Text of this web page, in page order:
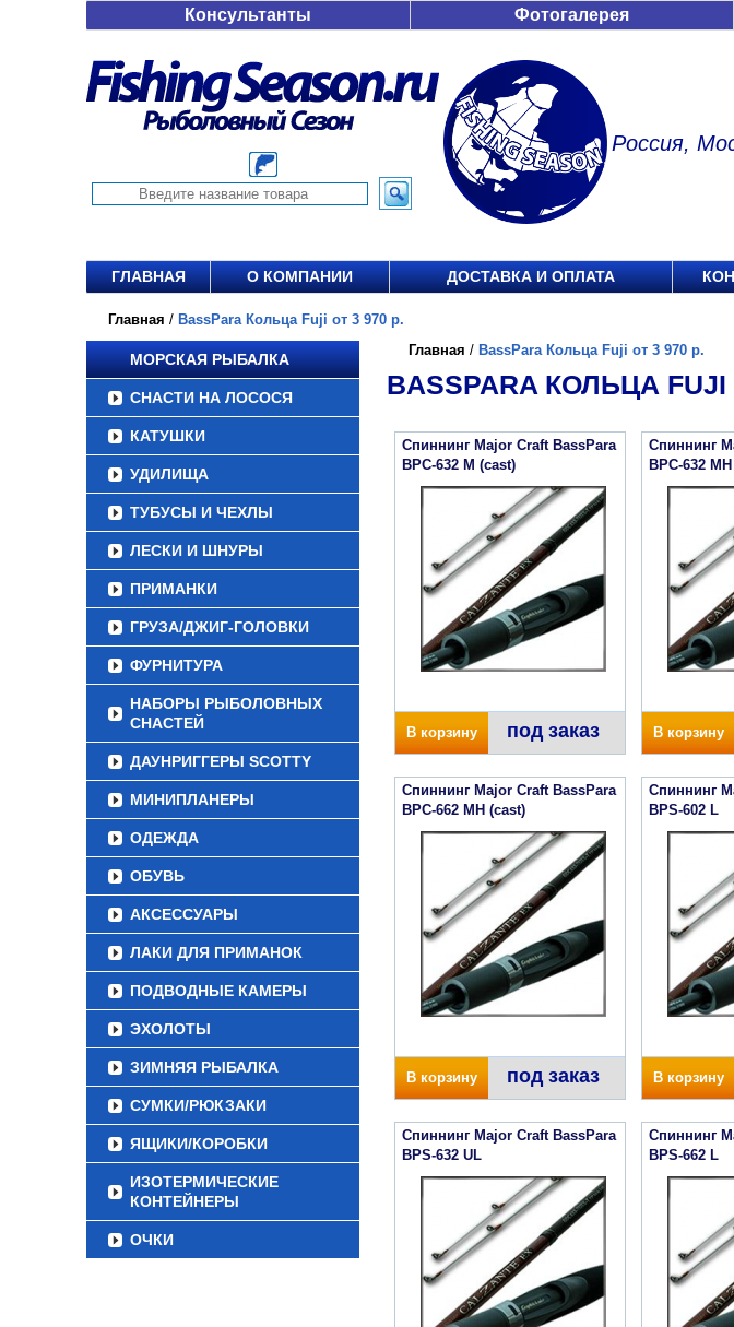
Консультанты Фотогалерея
Россия,
ГЛАВНАЯ О КОМПАНИИ ДОСТАВКА И ОПЛАТА
Главная / BassPara Кольца Fuji от 3 970 р.
МОРСКАЯ РЫБАЛКА
СНАСТИ НА ЛОСОСЯ
КАТУШКИ
УДИЛИЩА
ТУБУСЫ И ЧЕХЛЫ
ЛЕСКИ И ШНУРЫ
ПРИМАНКИ
ГРУЗА/ДЖИГ-ГОЛОВКИ
ФУРНИТУРА
НАБОРЫ РЫБОЛОВНЫХ
СНАСТЕЙ
ДАУНРИГГЕРЫ SCOTTY
МИНИПЛАНЕРЫ
ОДЕЖДА
ОБУВЬ
АКСЕССУАРЫ
ЛАКИ ДЛЯ ПРИМАНОК
ПОДВОДНЫЕ КАМЕРЫ
ЭХОЛОТЫ
ЗИМНЯЯ РЫБАЛКА
СУМКИ/РЮКЗАКИ
ЯЩИКИ/КОРОБКИ
ИЗОТЕРМИЧЕСКИЕ
КОНТЕЙНЕРЫ
ОЧКИ
Главная / BassPara Кольца Fuji от 3 970 р.
BASSPARA КОЛЬЦА FUJI
Спиннинг Major Craft BassPara
BPC-632 M (cast)
В корзину под заказ
Спиннинг
BPC-632
В корзину
Спиннинг Major Craft BassPara
BPC-662 MH (cast)
В корзину под заказ
Спиннинг
BPS-602 L
В корзину
Спиннинг Major Craft BassPara
BPS-632 UL
Спиннинг
BPS-662 L